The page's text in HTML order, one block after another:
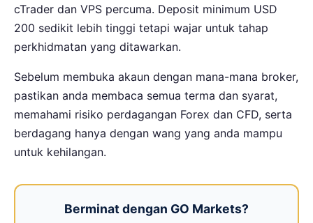
cTrader dan VPS percuma. Deposit minimum USD
200 sedikit lebih tinggi tetapi wajar untuk tahap
perkhidmatan yang ditawarkan.
Sebelum membuka akaun dengan mana-mana broker,
pastikan anda membaca semua terma dan syarat,
memahami risiko perdagangan Forex dan CFD, serta
berdagang hanya dengan wang yang anda mampu
untuk kehilangan.
Berminat dengan GO Markets?